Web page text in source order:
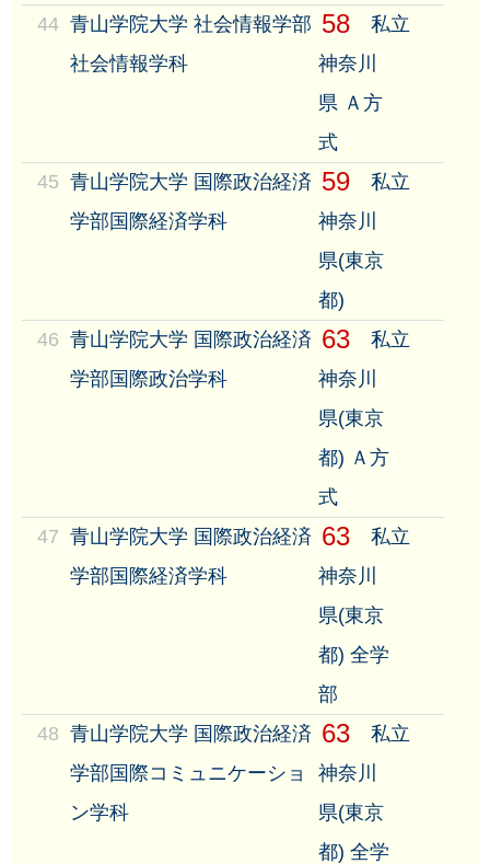
44 青山学院大学 社会情報学部
社会情報学科
58
私立
神奈川
県 Ａ方
式
45 青山学院大学 国際政治経済
学部国際経済学科
59
私立
神奈川
県(東京
都)
46 青山学院大学 国際政治経済
学部国際政治学科
63
私立
神奈川
県(東京
都) Ａ方
式
47 青山学院大学 国際政治経済
学部国際経済学科
63
私立
神奈川
県(東京
都) 全学
部
48 青山学院大学 国際政治経済
学部国際コミュニケーショ
ン学科
63
私立
神奈川
県(東京
都) 全学